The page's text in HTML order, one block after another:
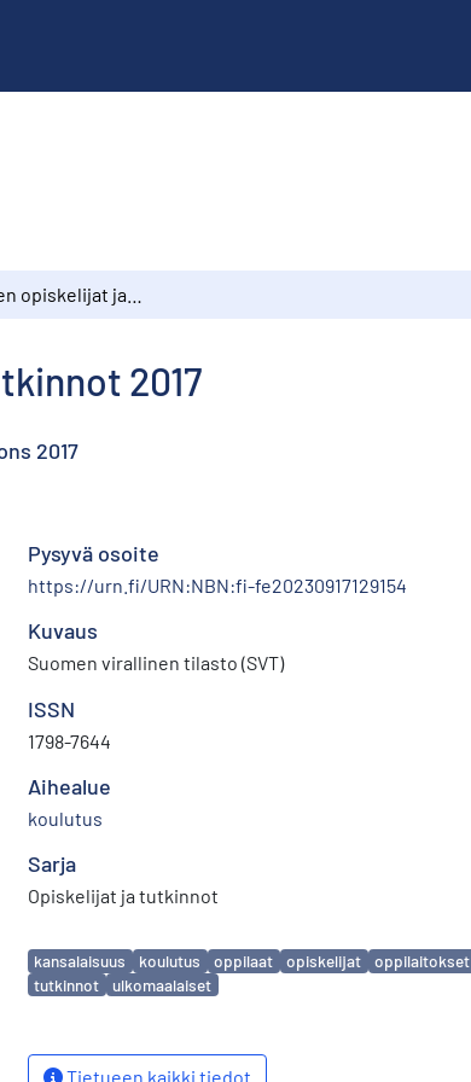
2017
2017
Pysyvä osoite
https://urn.fi/URN:NBN:fi-fe20230917129154
Kuvaus
Suomen virallinen tilasto (SVT)
ISSN
1798-7644
Aihealue
koulutus
Sarja
Opiskelijat ja tutkinnot
Avainsanat
kansalaisuus koulutus oppilaat opiskelijat oppilaitokset
tutkinnot
ulkomaalaiset
Tietueen kaikki tiedot